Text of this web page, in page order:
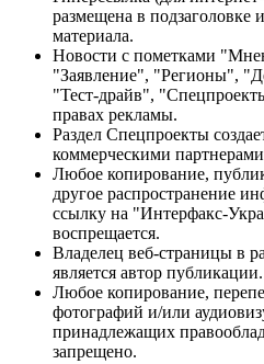
размещена в подзаголовке
материала.
Новости с пометками
"Заявление", "Регионы",
"Тест-драйв",
правах рекламы.
Раздел Спецпроекты
коммерческими
Любое копирование,
другое распространение
ссылку на "Интерфакс-
воспрещается.
Владелец веб-страницы в
является автор публикации.
Любое копирование,
фотографий и/или
принадлежащих
запрещено.